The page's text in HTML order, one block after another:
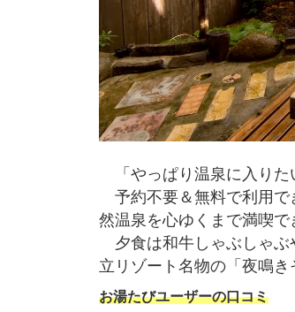
「やっぱり温泉に入りた
予約不要＆無料で利用で
然温泉を心ゆくまで満喫で
夕食は和牛しゃぶしゃぶ
立リゾート名物の「夜鳴
お湯たびユーザーの口コミ